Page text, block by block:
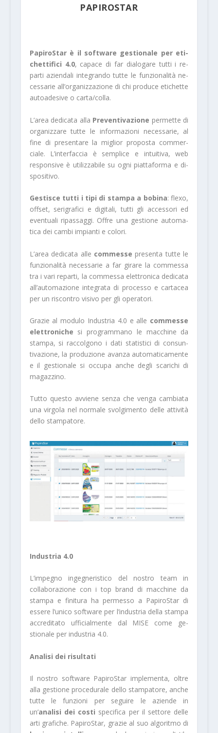
PAPIROSTAR
PapiroStar è il software gestionale per eti­
chettifici 4.0, capace di far dialogare tutti i re­
parti aziendali integrando tutte le funzionalità ne­
cessarie all’organizzazione di chi produce eti­chette
autoadesive o carta/colla.
L’area dedicata alla Preventivazione permette di
organizzare tutte le informazioni necessarie, al
fine di presentare la miglior proposta commer­
ciale. L’interfaccia è semplice e intuitiva, web
responsive è utilizzabile su ogni piattaforma e di­
spositivo.
Gestisce tutti i tipi di stampa a bobina: flexo,
offset, serigrafici e digitali, tutti gli accessori ed
eventuali ripassaggi. Offre una gestione automa­
tica dei cambi impianti e colori.
L’area dedicata alle commesse presenta tutte le
funzionalità necessarie a far girare la commes­sa
tra i vari reparti, la commessa elettronica dedicata
all’automazione integrata di processo e cartacea
per un riscontro visivo per gli operatori.
Grazie al modulo Industria 4.0 e alle commes­se
elettroniche si programmano le macchine da
stampa, si raccolgono i dati statistici di consun­
tivazione, la produzione avanza automaticamen­te
e il gestionale si occupa anche degli scarichi di
magazzino.
Tutto questo avviene senza che venga cambiata
una virgola nel normale svolgimento delle attività
dello stampatore.
Industria 4.0
L’impegno ingegneristico del nostro team in
collaborazione con i top brand di macchine da
stampa e finitura ha permesso a PapiroStar di
essere l’unico software per l’industria della stam­pa
accreditato ufficialmente dal MISE come ge­
stionale per industria 4.0.
Analisi dei risultati
Il nostro software PapiroStar implementa, ol­tre
alla gestione procedurale dello stampatore, anche
tutte le funzioni per seguire le aziende in
un’analisi dei costi specifica per il settore del­le
arti grafiche. PapiroStar, grazie al suo algorit­mo di